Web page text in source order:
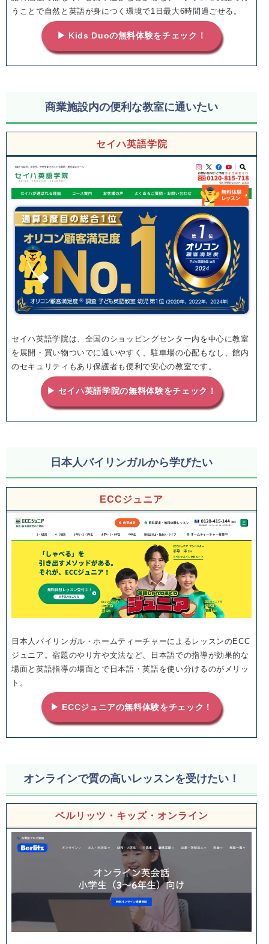
うことで自然と英語が身につく環境で1日最大6時間過ごせる。
▶ Kids Duoの無料体験をチェック！
商業施設内の便利な教室に通いたい
セイハ英語学院
セイハ英語学院は、全国のショッピングセンター内を中心に教室
を展開・買い物ついでに通いやすく、駐車場の心配もなし、館内
のセキュリティもあり保護者も便利で安心の教室です。
▶ セイハ英語学院の無料体験をチェック！
日本人バイリンガルから学びたい
ECCジュニア
日本人バイリンガル・ホームティーチャーによるレッスンのECC
ジュニア。宿題のやり方や文法など、日本語での指導が効果的な
場面と英語指導の場面とで日本語・英語を使い分けるのがメリッ
ト。
▶ ECCジュニアの無料体験をチェック！
オンラインで質の高いレッスンを受けたい！
ベルリッツ・キッズ・オンライン